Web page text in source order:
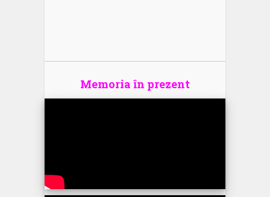
Memoria în prezent